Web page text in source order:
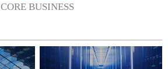
CORE BUSINESS